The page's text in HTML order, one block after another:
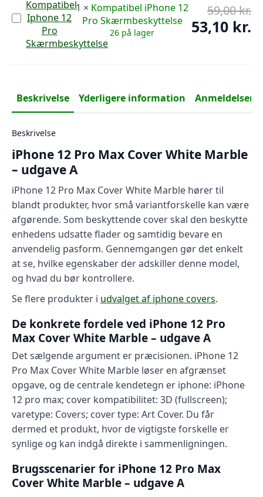
Kompatibel
iPhone
Pro
1 × Kompatibel iPhone 12
Pro Skærmbeskyttelse
26 på lager
59,00kr.
53,10 kr.
er:
Beskrivelse
Yderligere information Anmeldelser
Beskrivelse
iPhone 12 Pro Max Cover White Marble
– udgave A
iPhone 12 Pro Max Cover White Marble hører til
blandt produkter, hvor små variantforskelle kan være
afgørende. Som beskyttende cover skal den beskytte
enhedens udsatte flader og samtidig bevare en
anvendelig pasform. Gennemgangen gør det enkelt
at se, hvilke egenskaber der adskiller denne model,
og hvad du bør kontrollere.
Se flere produkter i udvalget af iphone covers.
De konkrete fordele ved iPhone 12 Pro
Max Cover White Marble – udgave A
Det sælgende argument er præcisionen. iPhone 12
Pro Max Cover White Marble løser en afgrænset
opgave, og de centrale kendetegn er iphone: iPhone
12 pro max; cover kompatibilitet: 3D (fullscreen);
varetype: Covers; cover type: Art Cover. Du får
dermed et produkt, hvor de vigtigste forskelle er
synlige og kan indgå direkte i sammenligningen.
Brugsscenarier for iPhone 12 Pro Max
Cover White Marble – udgave A